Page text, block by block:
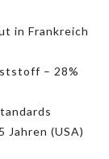
in Frankreich
– 28%
Jahren (USA)